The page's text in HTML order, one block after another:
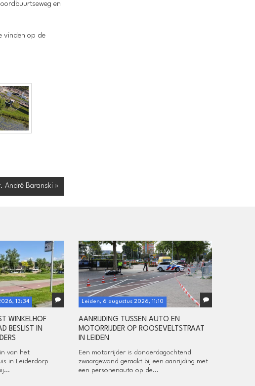
en
vinden op de
André Baranski »
13:34
WINKELHOF
BESLIST IN
van het
in Leiderdorp
Leiden, 6 augustus 2026, 11:10
AANRIJDING TUSSEN AUTO EN
MOTORRIJDER OP ROOSEVELTSTRAAT
IN LEIDEN
Een motorrijder is donderdagochtend
zwaargewond geraakt bij een aanrijding met
een personenauto op de...